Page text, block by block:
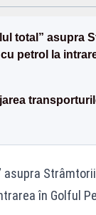
total” asupra
petrol la
asupra
în Golful